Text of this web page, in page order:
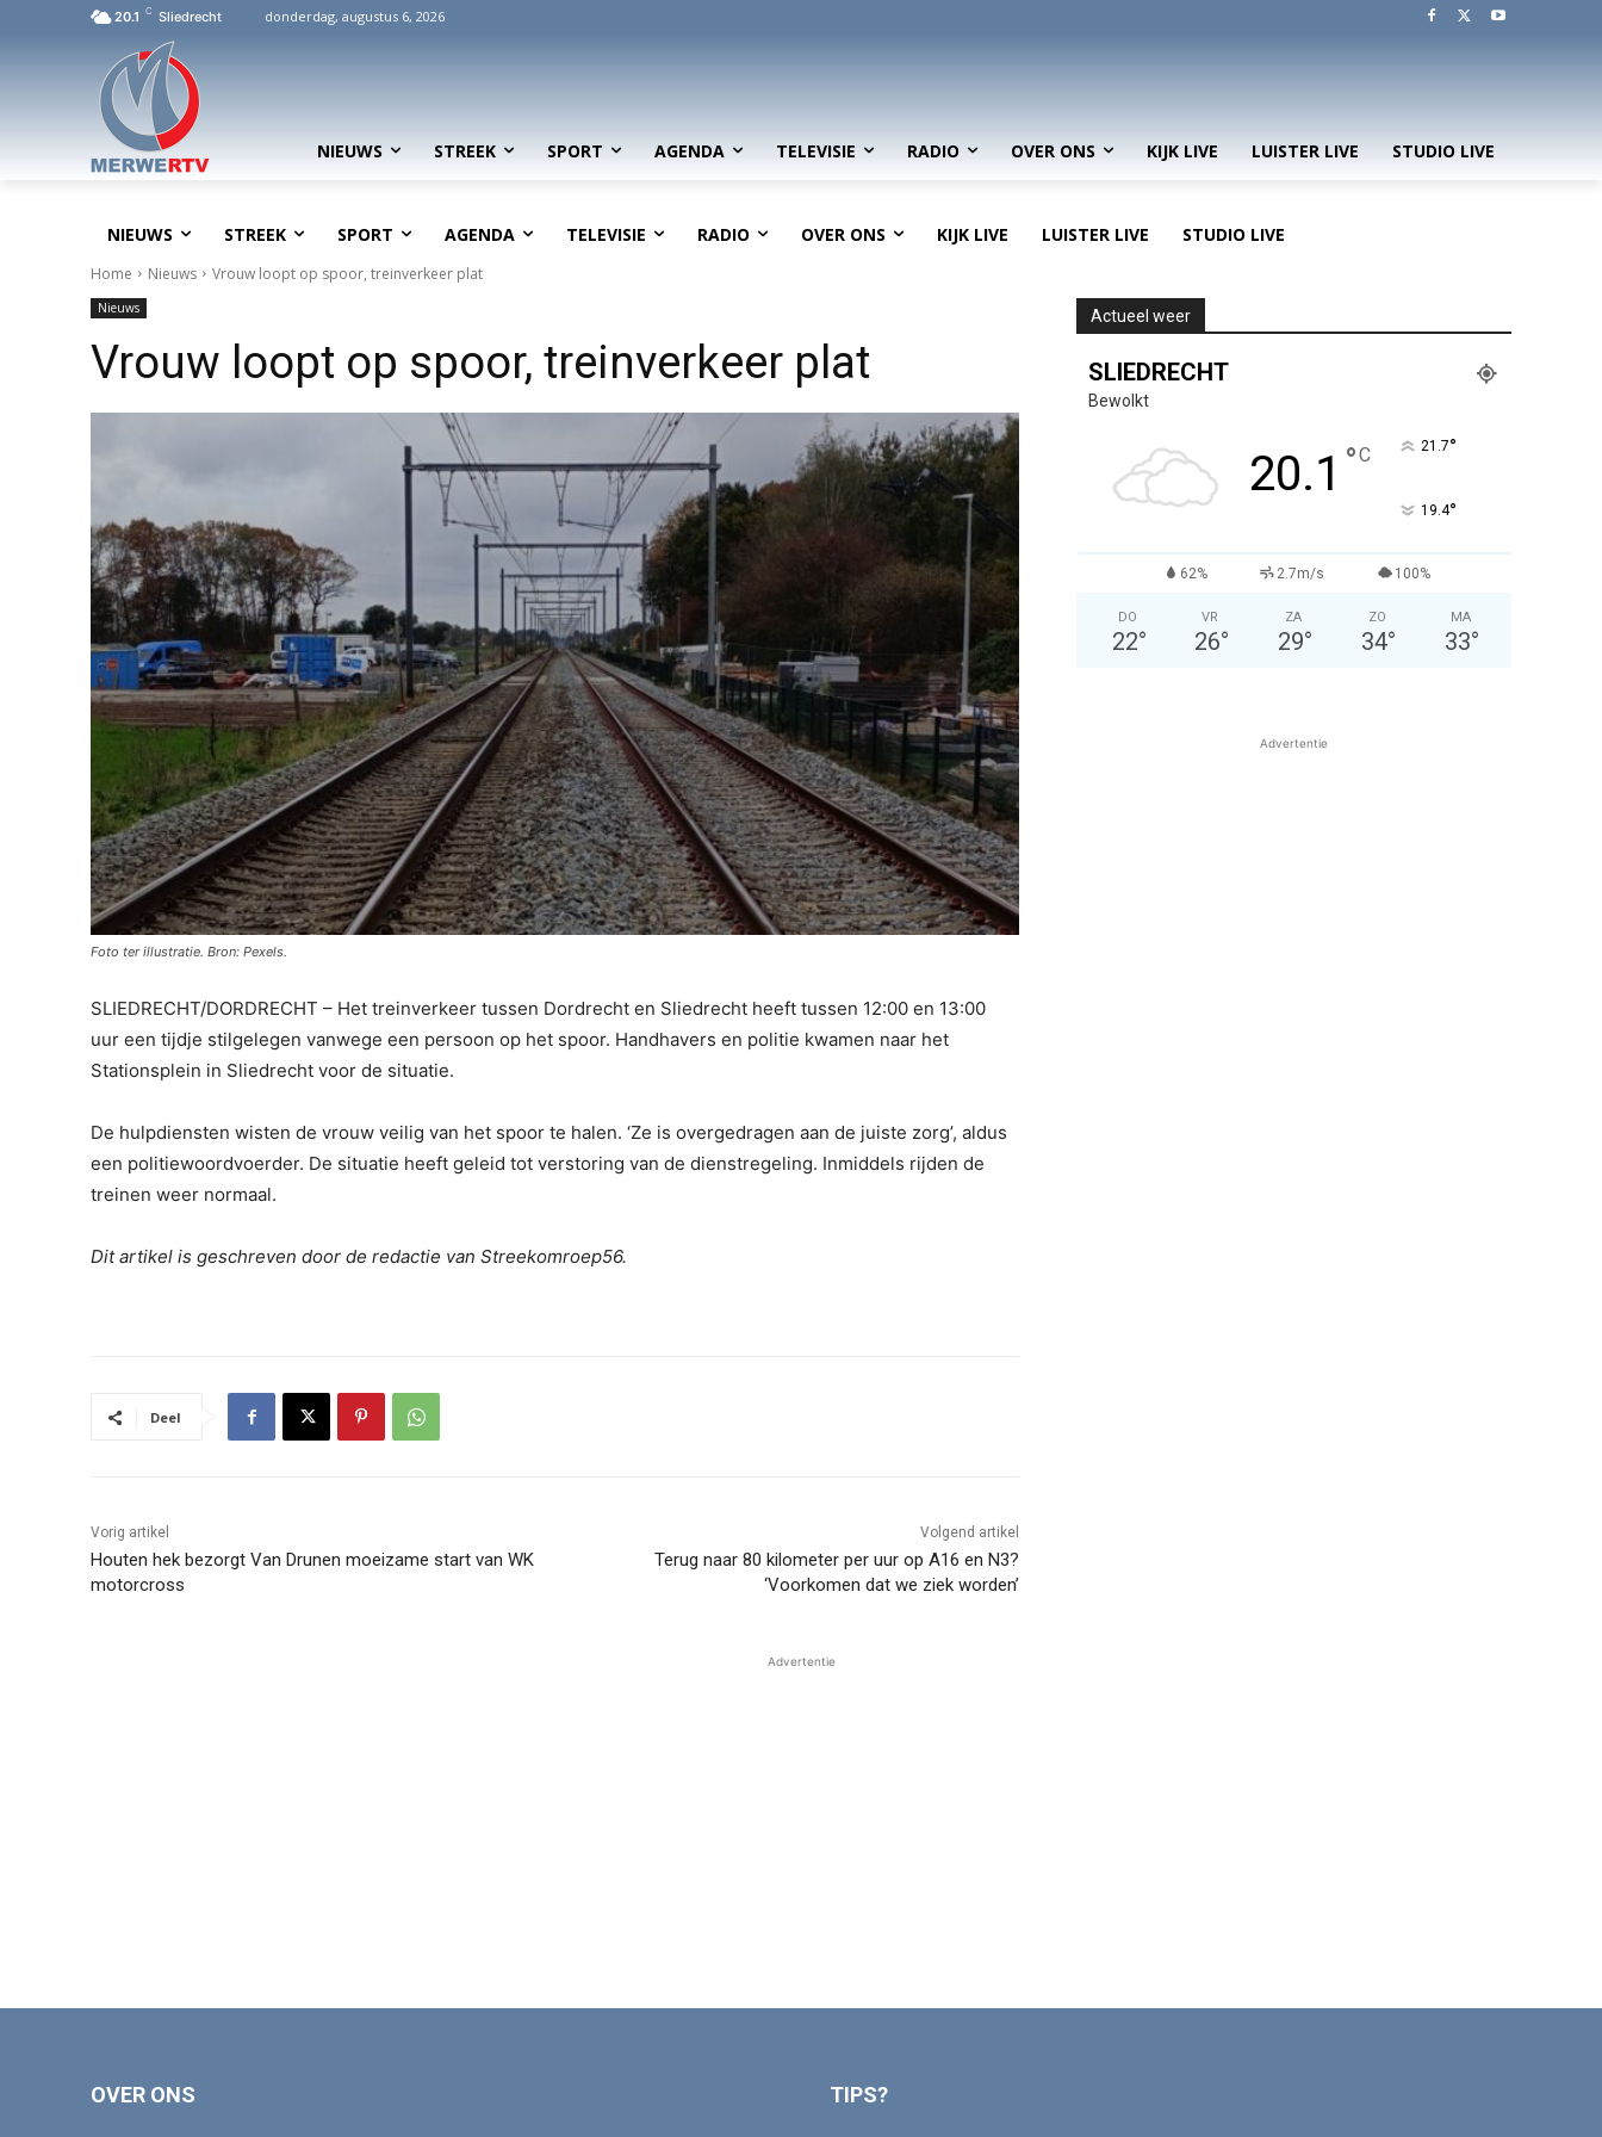
20.1 C Sliedrecht donderdag, augustus 6, 2026
NIEUWS STREEK SPORT AGENDA TELEVISIE RADIO OVER ONS KIJK LIVE LUISTER LIVE STUDIO LIVE
NIEUWS STREEK SPORT AGENDA TELEVISIE RADIO OVER ONS KIJK LIVE LUISTER LIVE STUDIO LIVE
Home Nieuws Vrouw loopt op spoor, treinverkeer plat
Nieuws
Vrouw loopt op spoor, treinverkeer plat
Foto ter illustratie. Bron: Pexels.
SLIEDRECHT/DORDRECHT – Het treinverkeer tussen Dordrecht en Sliedrecht heeft tussen 12:00 en 13:00
uur een tijdje stilgelegen vanwege een persoon op het spoor. Handhavers en politie kwamen naar het
Stationsplein in Sliedrecht voor de situatie.
De hulpdiensten wisten de vrouw veilig van het spoor te halen. ‘Ze is overgedragen aan de juiste zorg’, aldus
een politiewoordvoerder. De situatie heeft geleid tot verstoring van de dienstregeling. Inmiddels rijden de
treinen weer normaal.
Dit artikel is geschreven door de redactie van Streekomroep56.
Deel
Vorig artikel
Houten hek bezorgt Van Drunen moeizame start van WK
motorcross
Volgend artikel
Terug naar 80 kilometer per uur op A16 en N3?
‘Voorkomen dat we ziek worden’
Actueel weer
SLIEDRECHT
Bewolkt
20.1 °C 21.7°
19.4°
62% 2.7m/s 100%
DO
22°
VR
26°
ZA
29°
ZO
34°
MA
33°
Advertentie
Advertentie
OVER ONS TIPS?